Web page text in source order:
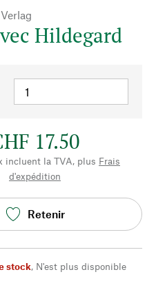
Hildegard
17.50
incluent la TVA, plus Frais
d'expédition
Retenir
stock, N'est plus disponible